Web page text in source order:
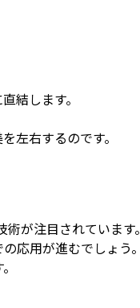
結します。
左右するのです。
が注目されています。
応用が進むでしょう。